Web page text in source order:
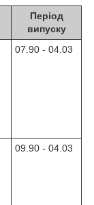
Період
випуску
07.90 - 04.03
09.90 - 04.03